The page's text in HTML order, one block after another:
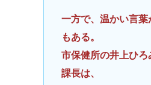
一方で、温かい言葉
もある。
市保健所の井上ひ
課長は、